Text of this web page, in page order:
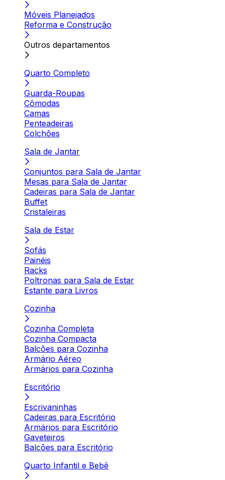
Móveis Planejados
Reforma e Construção
Outros departamentos
Quarto Completo
Guarda-Roupas
Cômodas
Camas
Penteadeiras
Colchões
Sala de Jantar
Conjuntos para Sala de Jantar
Mesas para Sala de Jantar
Cadeiras para Sala de Jantar
Buffet
Cristaleiras
Sala de Estar
Sofás
Painéis
Racks
Poltronas para Sala de Estar
Estante para Livros
Cozinha
Cozinha Completa
Cozinha Compacta
Balcões para Cozinha
Armário Aéreo
Armários para Cozinha
Escritório
Escrivaninhas
Cadeiras para Escritório
Armários para Escritório
Gaveteiros
Balcões para Escritório
Quarto Infantil e Bebê